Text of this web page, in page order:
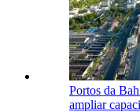
Portos da
ampliar